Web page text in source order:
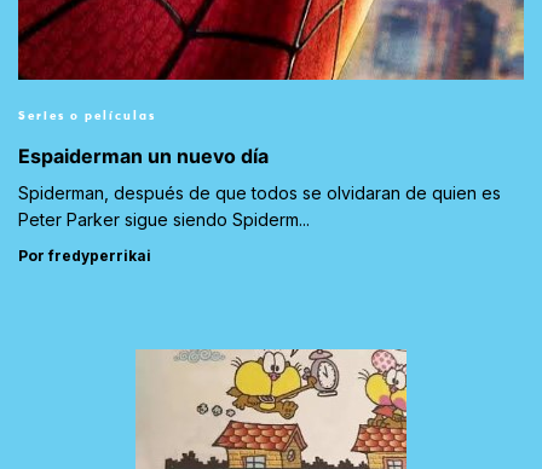
Series o películas
Espaiderman un nuevo día
Spiderman, después de que todos se olvidaran de quien es
Peter Parker sigue siendo Spiderm...
Por fredyperrikai